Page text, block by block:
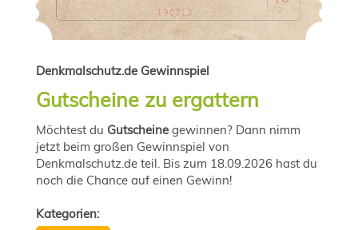
Denkmalschutz.de Gewinnspiel
Gutscheine zu ergattern
Möchtest du Gutscheine gewinnen? Dann nimm
jetzt beim großen Gewinnspiel von
Denkmalschutz.de teil. Bis zum 18.09.2026 hast du
noch die Chance auf einen Gewinn!
Kategorien: